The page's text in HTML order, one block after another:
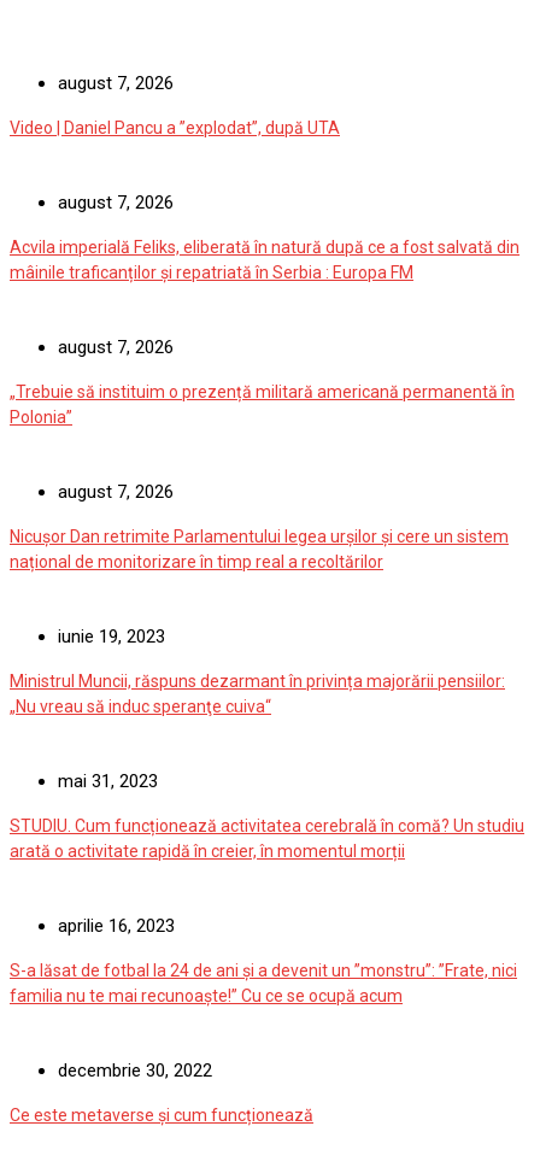
august 7, 2026
Video | Daniel Pancu a ”explodat”, după UTA
august 7, 2026
Acvila imperială Feliks, eliberată în natură după ce a fost salvată din
mâinile traficanților și repatriată în Serbia : Europa FM
august 7, 2026
„Trebuie să instituim o prezență militară americană permanentă în
Polonia”
august 7, 2026
Nicușor Dan retrimite Parlamentului legea urșilor și cere un sistem
național de monitorizare în timp real a recoltărilor
iunie 19, 2023
Ministrul Muncii, răspuns dezarmant în privința majorării pensiilor:
„Nu vreau să induc speranţe cuiva“
mai 31, 2023
STUDIU. Cum funcționează activitatea cerebrală în comă? Un studiu
arată o activitate rapidă în creier, în momentul morții
aprilie 16, 2023
S-a lăsat de fotbal la 24 de ani și a devenit un ”monstru”: ”Frate, nici
familia nu te mai recunoaște!” Cu ce se ocupă acum
decembrie 30, 2022
Ce este metaverse și cum funcționează